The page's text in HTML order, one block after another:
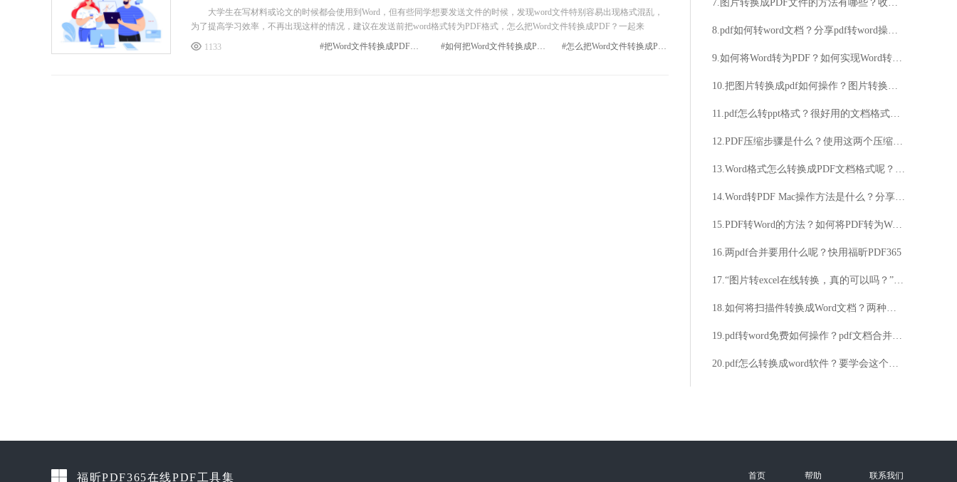
大学生在写材料或论文的时候都会使用到Word，但有些同学想要发送文件的时候，发现word文件特别容易出现格式混乱，
为了提高学习效率，不再出现这样的情况，建议在发送前把word格式转为PDF格式，怎么把Word文件转换成PDF？一起来
1133 #怎么把Word文件转换成PDF
#如何把Word文件转换成PDF
#把Word文件转换成PDF方法
7.图片转换成PDF文件的方法有哪些？收下这两个高效的方法吧
8.pdf如何转word文档？分享pdf转word操作技巧
9.如何将Word转为PDF？如何实现Word转PDF？
10.把图片转换成pdf如何操作？图片转换成pdf的难度介绍
11.pdf怎么转ppt格式？很好用的文档格式转换软件
12.PDF压缩步骤是什么？使用这两个压缩方法很简单
13.Word格式怎么转换成PDF文档格式呢？一招教大家学会转换
14.Word转PDF Mac操作方法是什么？分享Mac系统转换Word为PDF方法！
15.PDF转Word的方法？如何将PDF转为Word？
16.两pdf合并要用什么呢？快用福昕PDF365
17.“图片转excel在线转换，真的可以吗？”“想要快速将图片转换成excel？试试在线转换吧！”
18.如何将扫描件转换成Word文档？两种操作步骤教给你
19.pdf转word免费如何操作？pdf文档合并操作分享
20.pdf怎么转换成word软件？要学会这个技巧
福昕PDF365在线PDF工具集 首页 帮助 联系我们